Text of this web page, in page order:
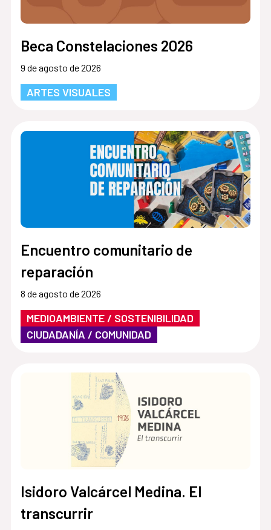
Beca Constelaciones 2026
9 de agosto de 2026
ARTES VISUALES
Encuentro comunitario de
reparación
8 de agosto de 2026
MEDIOAMBIENTE / SOSTENIBILIDAD
CIUDADANÍA / COMUNIDAD
Isidoro Valcárcel Medina. El
transcurrir